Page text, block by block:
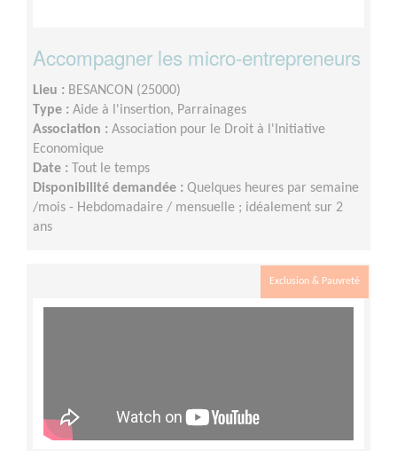
Accompagner les micro-entrepreneurs
Lieu : BESANCON (25000)
Type : Aide à l'insertion, Parrainages
Association : Association pour le Droit à l'Initiative
Economique
Date :
Tout le temps
Disponibilité demandée : Quelques heures par semaine
/mois - Hebdomadaire / mensuelle ; idéalement sur 2
ans
Exclusion & Pauvreté